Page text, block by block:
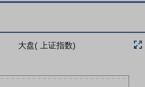
大盘( 上证指数)